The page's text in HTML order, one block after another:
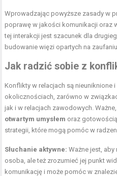
Wprowadzając powyższe zasady w
poprawę w jakości komunikacji oraz
tej interakcji jest szacunek dla
budowanie więzi opartych na
Jak radzić sobie z
Konflikty w relacjach są nieuniknione
okolicznościach, zarówno w
jak i w relacjach zawodowych.
otwartym umysłem oraz
strategii, które mogą pomóc w
Słuchanie aktywne: Ważne jest,
osoba, ale też zrozumieć jej punkt
komunikację i może pomóc w